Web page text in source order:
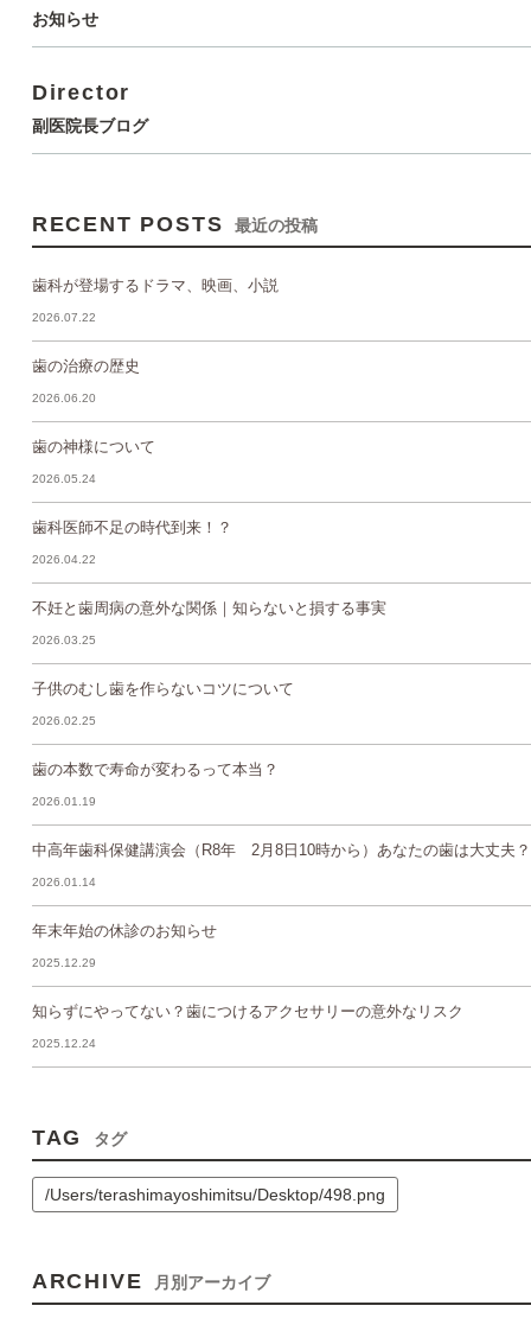
お知らせ
Director
副医院長ブログ
RECENT POSTS 最近の投稿
歯科が登場するドラマ、映画、小説
2026.07.22
歯の治療の歴史
2026.06.20
歯の神様について
2026.05.24
歯科医師不足の時代到来！？
2026.04.22
不妊と歯周病の意外な関係｜知らないと損する事実
2026.03.25
子供のむし歯を作らないコツについて
2026.02.25
歯の本数で寿命が変わるって本当？
2026.01.19
中高年歯科保健講演会（R8年 2月8日10時から）あなたの歯は大丈夫？
2026.01.14
年末年始の休診のお知らせ
2025.12.29
知らずにやってない？歯につけるアクセサリーの意外なリスク
2025.12.24
TAG タグ
/Users/terashimayoshimitsu/Desktop/498.png
ARCHIVE 月別アーカイブ